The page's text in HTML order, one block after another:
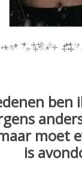
moet
is